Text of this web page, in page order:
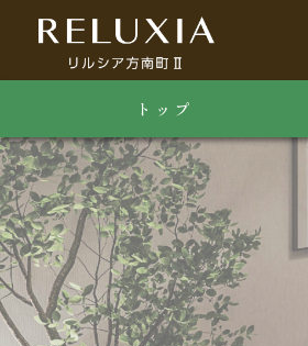
トップ